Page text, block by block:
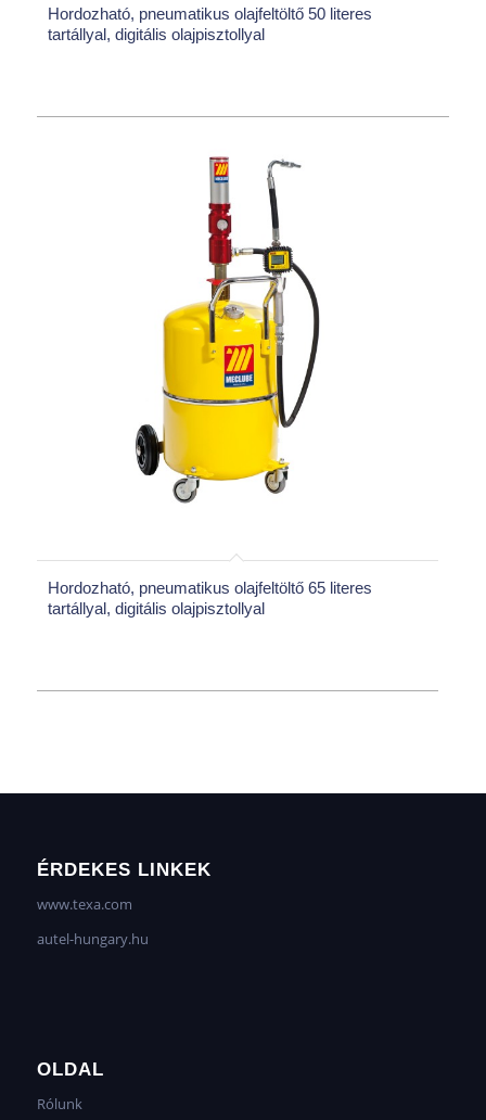
Hordozható, pneumatikus olajfeltöltő 50 literes
tartállyal, digitális olajpisztollyal
Hordozható, pneumatikus olajfeltöltő 65 literes
tartállyal, digitális olajpisztollyal
ÉRDEKES LINKEK
www.texa.com
autel-hungary.hu
OLDAL
Rólunk